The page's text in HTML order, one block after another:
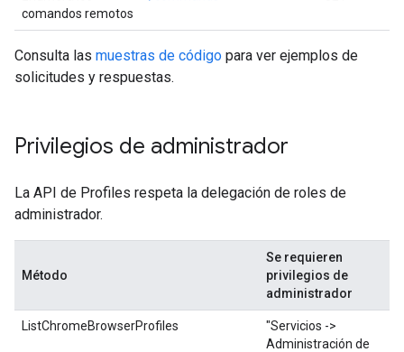
comandos remotos
Consulta las muestras de código para ver ejemplos de
solicitudes y respuestas.
Privilegios de administrador
La API de Profiles respeta la delegación de roles de
administrador.
Método
Se requieren
privilegios de
administrador
ListChromeBrowserProfiles
"Servicios ->
Administración de